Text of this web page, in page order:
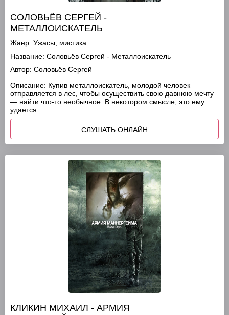
СОЛОВЬЁВ СЕРГЕЙ -
МЕТАЛЛОИСКАТЕЛЬ
Жанр: Ужасы, мистика
Название: Соловьёв Сергей - Металлоискатель
Автор: Соловьёв Сергей
Описание: Купив металлоискатель, молодой человек
отправляется в лес, чтобы осуществить свою давнюю мечту
— найти что-то необычное. В некотором смысле, это ему
удается…
СЛУШАТЬ ОНЛАЙН
КЛИКИН МИХАИЛ - АРМИЯ